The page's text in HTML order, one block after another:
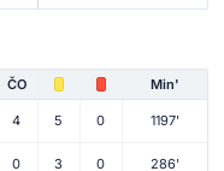
ČO Min'
4 5 0 1197'
0 3 0 286'